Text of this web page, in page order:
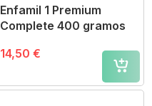
Enfamil 1 Premium
Complete 400 gramos
14,50 €